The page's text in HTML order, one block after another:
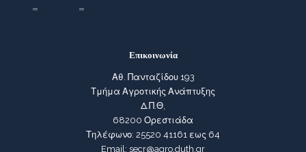
Επικοινωνία
Αθ. Πανταζίδου 193
Τμήμα Αγροτικής Ανάπτυξης
Δ.Π.Θ,
68200 Ορεστιάδα
Τηλέφωνο: 25520 41161 εως 64
Email: secr@agro.duth.gr